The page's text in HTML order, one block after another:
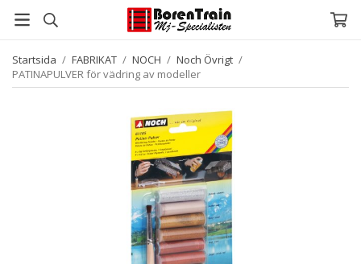
Startsida / FABRIKAT / NOCH / Noch Övrigt /
PATINAPULVER för vädring av modeller